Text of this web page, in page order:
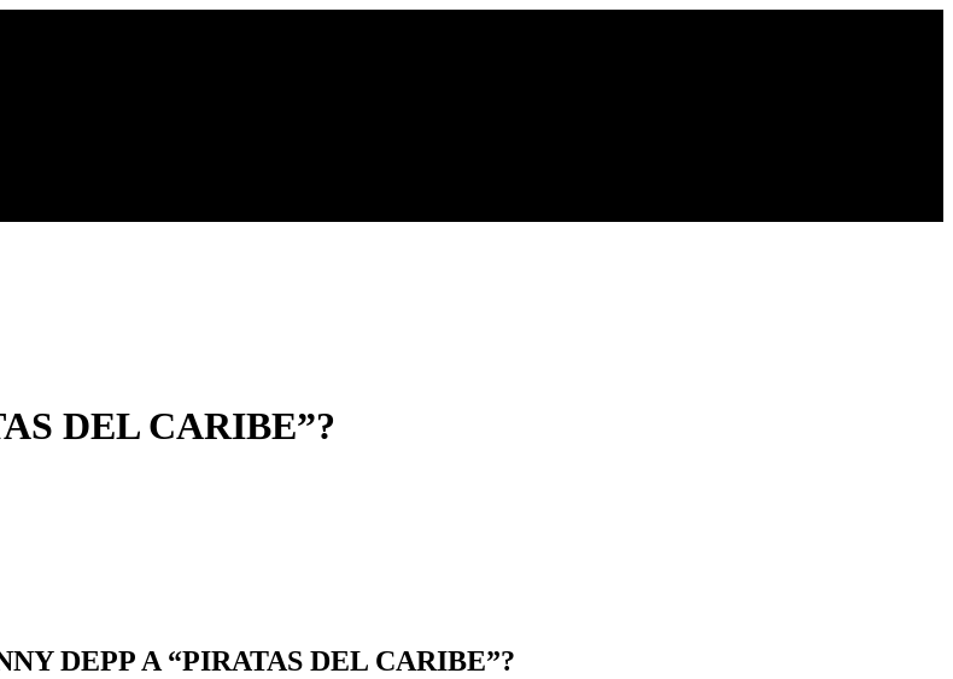
DEL CARIBE”?
DEPP A “PIRATAS DEL CARIBE”?